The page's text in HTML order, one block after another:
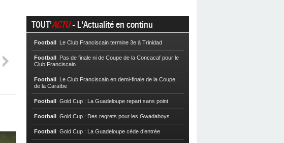
TOUT'ACTU- L'Actualité en continu
Football Le Club Franciscain termine 3e à Trinidad
Football Pas de finale ni de Coupe de la Concacaf pour le
Club Franciscain
Football Le Club Franciscain en demi-finale de la Coupe
de la Caraïbe
Football Gold Cup : La Guadeloupe repart sans point
Football Gold Cup : Des regrets pour les Gwadaboys
Football Gold Cup : La Guadeloupe cède d’entrée